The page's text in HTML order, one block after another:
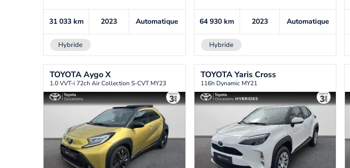
31 033 km 2023 Automatique
Hybride
64 930km 2023 Automatique
Hybride
TOYOTAAygo X
1.0 VVT-i 72ch Air Collection S-CVT MY23
TOYOTAYaris Cross
116h Dynamic MY21